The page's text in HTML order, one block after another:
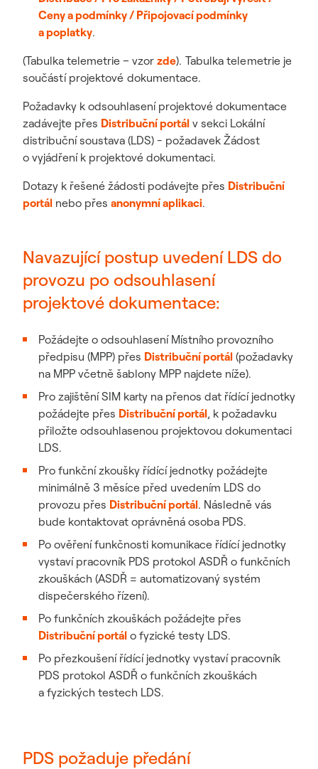
Ceny a podmínky / Připojovací podmínky
a poplatky.
(Tabulka telemetrie – vzor zde). Tabulka telemetrie je
součástí projektové dokumentace.
Požadavky k odsouhlasení projektové dokumentace
zadávejte přes Distribuční portál v sekci Lokální
distribuční soustava (LDS) - požadavek Žádost
o vyjádření k projektové dokumentaci.
Dotazy k řešené žádosti podávejte přes Distribuční
portál nebo přes anonymní aplikaci.
Navazující postup uvedení LDS do
provozu po odsouhlasení
projektové dokumentace:
Požádejte o odsouhlasení Místního provozního
předpisu (MPP) přes Distribuční portál (požadavky
na MPP včetně šablony MPP najdete níže).
Pro zajištění SIM karty na přenos dat řídící jednotky
požádejte přes Distribuční portál, k požadavku
přiložte odsouhlasenou projektovou dokumentaci
LDS.
Pro funkční zkoušky řídící jednotky požádejte
minimálně 3 měsíce před uvedením LDS do
provozu přes Distribuční portál. Následně vás
bude kontaktovat oprávněná osoba PDS.
Po ověření funkčnosti komunikace řídící jednotky
vystaví pracovník PDS protokol ASDŘ o funkčních
zkouškách (ASDŘ = automatizovaný systém
dispečerského řízení).
Po funkčních zkouškách požádejte přes
Distribuční portál o fyzické testy LDS.
Po přezkoušení řídící jednotky vystaví pracovník
PDS protokol ASDŘ o funkčních zkouškách
a fyzických testech LDS.
PDS požaduje předání